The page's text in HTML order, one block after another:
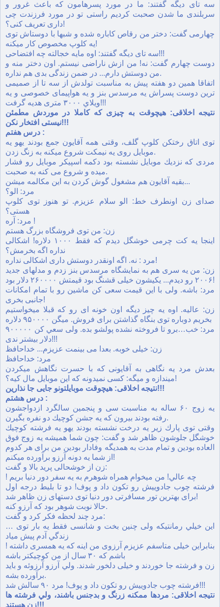
سه تای ديگه گفتند: ما در مورد پسرهامون كه باعث غرور و
سربلندی ما شدن صحبت كرديم راستی تو در مورد فرزندت چی
داری تعريف كنی؟!
چهارمی گفت: دختر من رقاص کاباره شده و شبها با دوستاش توی
يه كلوپ مخصوص كار ميكنه!
سه تای ديگه گفتند: اوه مايه خجالته چه افتضاحی!!!
دوست چهارم گفت: نه! من ازش ناراضی نيستم. اون دختر منه و
من دوستش دارم... در ضمن زندگی بدی هم نداره.
اتفاقا همين دو هفته پيش به مناسبت تولدش از سه تا از صميمی
ترين دوست پسراش يه مرسدس بنز و يه هواپيمای خصوصی و يه
ويلاي ۳۰۰۰ متری هديه گرفت!!!
نتيجه اخلاقی: هيچوقت به چيزی كه كاملا در موردش مطمئن
نيستی افتخار نكن!!!
درس هفتم :
توی اتاق رختكن كلوپ گلف، وقتی همه آقايون جمع بودند يهو يه
موبايل روی يه نيمكت شروع ميكنه به زنگ زدن.
مردی كه نزديك موبايل نشسته بود دكمه اسپيكر موبايل رو فشار
ميده و شروع می كنه به صحبت.
بقيه آقايون هم مشغول گوش كردن به اين مكالمه ميشن...
مرد: الو؟
صدای زن اونطرف خط: الو سلام عزيزم. تو هنوز توی كلوپ
هستی؟
مرد: آره !
زن: من توی فروشگاه بزرگ هستم
اينجا يه كت چرمی خوشگل ديدم كه فقط ۱۰۰۰ دلاره! اشكالی
نداره اگه بخرمش؟
مرد : نه. اگه اونقدر دوستش داری اشكالی نداره!
زن: من يه سری هم به نمايشگاه مرسدس بنز زدم و مدلهای جديد
۲۰۰۶ رو ديدم... يكيشون خيلی قشنگ بود قيمتش ۲۶۰۰۰۰ دلار بود!
مرد: باشه. ولی با اين قيمت سعی كن ماشين رو با تمام امكانات
جانبی بخری!
زن: عاليه. اوه يه چيز ديگه اون خونه ای رو كه قبلا ميخواستيم
بخريم دوباره توی بنگاه گذاشتن برای فروش. ميگن ۹۵۰۰۰۰ دلاره
مرد: خب…برو تا فروخته نشده پولشو بده. ولی سعي كن ۹۰۰۰۰۰
دلار بيشتر ندی!!!
زن: خيلی خوبه. بعدا می بينمت عزيزم... خداحافظ
مرد: خداحافظ
بعدش مرد يه نگاهی به آقايونی كه با حسرت نگاهش ميكردن
ميندازه و ميگه: كسی نميدونه كه اين موبايل مال كيه؟!
نتيجه اخلاقی: هيچوقت موبايلتونو جايی جا نذارين!!!
درس هشتم :
يه زوج ۶۰ ساله به مناسبت سی و پنجمين سالگرد ازدواجشون
رفته بودند بيرون كه يه جشن كوچيك دو نفره بگيرن.
وقتی توی پارك زير يه درخت نشسته بودند يهو يه فرشته كوچيك
خوشگل جلوشون ظاهر شد و گفت: چون شما هميشه يه زوج فوق
العاده بودين و تمام مدت به همديگه وفادار بودين من برای هر كدوم
از شما يه دونه آرزو برآورده ميكنم!
زن از خوشحالی پريد بالا و گفت:
! چه عالي! من ميخوام همراه شوهرم به يه سفر دور دنيا بريم
فرشته چوب جادوييش رو تكون داد و پوف! دو تا بليط درجه اول
برای بهترين تور مسافرتی دور دنيا توی دستهای زن ظاهر شد!
حالا نوبت شوهر بود كه آرزو كنه.
مرد چند لحظه فكر كرد و گفت:
… اين خيلي رمانتيكه ولی چنين بخت و شانسی فقط يه بار توی
زندگي آدم پيش مياد
! بنابراين خيلی متاسفم عزيزم آرزوی من اينه كه يه همسری داشته
باشم كه ۳۰ سال از من كوچيكتر باشه
زن و فرشته جا خوردند و خيلی دلخور شدند. ولي آرزو آرزوئه و بايد
برآورده بشه.
فرشته چوب جادوييش رو تكون داد و پوف! مرد ۹۰ سالش شد!!!
نتيجه اخلاقی: مردها ممكنه زرنگ و بدجنس باشند، ولي فرشته ها
زن هستند!!!